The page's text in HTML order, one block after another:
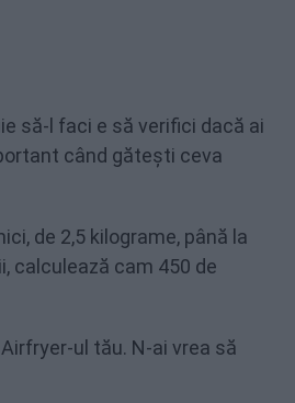
să-l faci e să verifici dacă ai
când gătești ceva
de 2,5 kilograme, până la
calculează cam 450 de
ul tău. N-ai vrea să